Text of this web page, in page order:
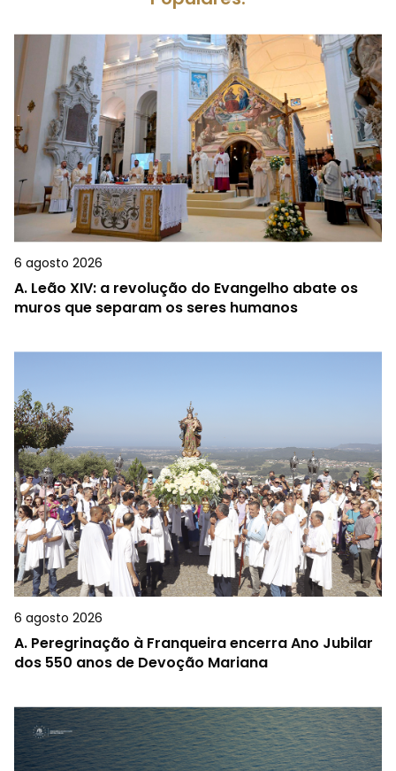
6 agosto 2026
A. Leão XIV: a revolução do Evangelho abate os
muros que separam os seres humanos
6 agosto 2026
A. Peregrinação à Franqueira encerra Ano Jubilar
dos 550 anos de Devoção Mariana